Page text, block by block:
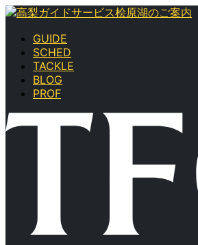
GUIDE
SCHED
TACKLE
BLOG
PROF